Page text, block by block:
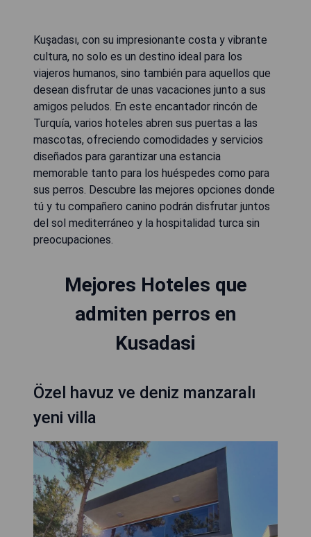
Kuşadası, con su impresionante costa y vibrante
cultura, no solo es un destino ideal para los
viajeros humanos, sino también para aquellos que
desean disfrutar de unas vacaciones junto a sus
amigos peludos. En este encantador rincón de
Turquía, varios hoteles abren sus puertas a las
mascotas, ofreciendo comodidades y servicios
diseñados para garantizar una estancia
memorable tanto para los huéspedes como para
sus perros. Descubre las mejores opciones donde
tú y tu compañero canino podrán disfrutar juntos
del sol mediterráneo y la hospitalidad turca sin
preocupaciones.
Mejores Hoteles que
admiten perros en
Kusadasi
Özel havuz ve deniz manzaralı
yeni villa